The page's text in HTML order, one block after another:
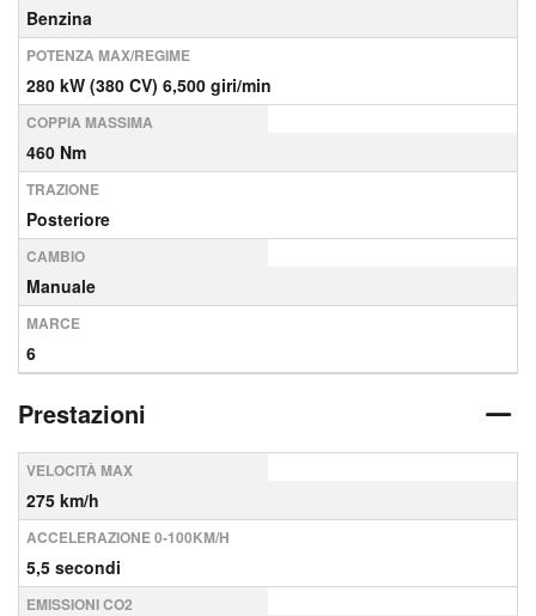
Benzina
POTENZA MAX/REGIME
280 kW (380 CV) 6,500 giri/min
COPPIA MASSIMA
460 Nm
TRAZIONE
Posteriore
CAMBIO
Manuale
MARCE
6
Prestazioni
VELOCITÀ MAX
275 km/h
ACCELERAZIONE 0-100KM/H
5,5 secondi
EMISSIONI CO2